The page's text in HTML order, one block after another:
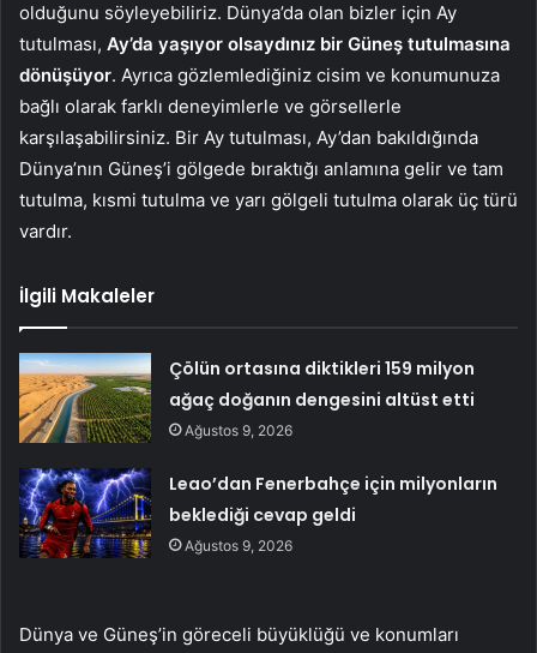
olduğunu söyleyebiliriz. Dünya’da olan bizler için Ay
tutulması, Ay’da yaşıyor olsaydınız bir Güneş tutulmasına
dönüşüyor. Ayrıca gözlemlediğiniz cisim ve konumunuza
bağlı olarak farklı deneyimlerle ve görsellerle
karşılaşabilirsiniz. Bir Ay tutulması, Ay’dan bakıldığında
Dünya’nın Güneş’i gölgede bıraktığı anlamına gelir ve tam
tutulma, kısmi tutulma ve yarı gölgeli tutulma olarak üç türü
vardır.
İlgili Makaleler
Çölün ortasına diktikleri 159 milyon
ağaç doğanın dengesini altüst etti
Ağustos 9, 2026
Leao’dan Fenerbahçe için milyonların
beklediği cevap geldi
Ağustos 9, 2026
Dünya ve Güneş’in göreceli büyüklüğü ve konumları